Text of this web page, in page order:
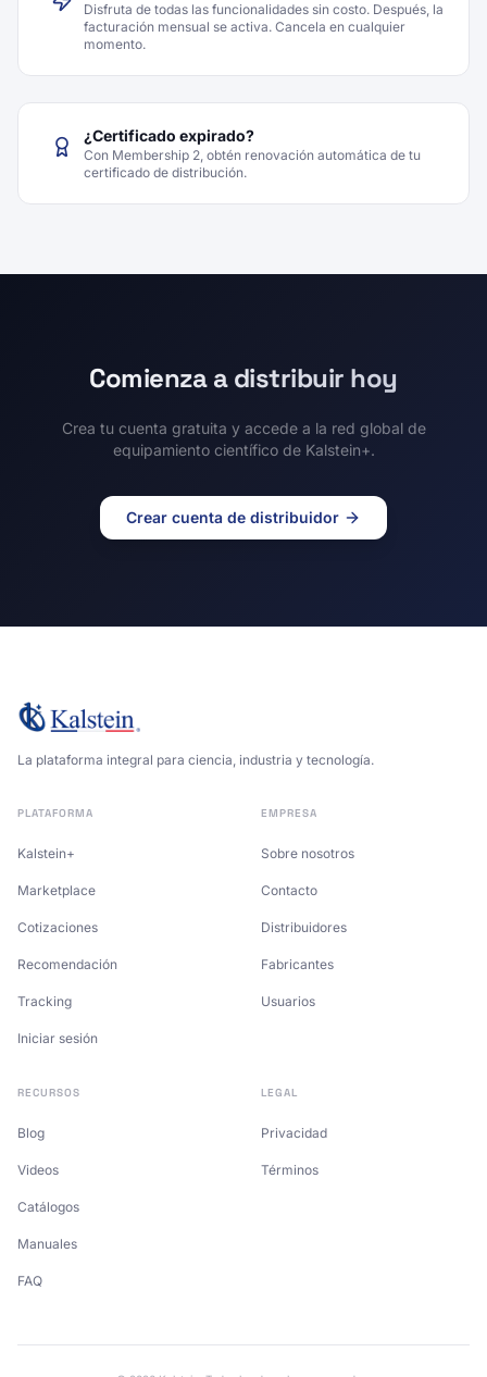
Disfruta de todas las funcionalidades sin costo. Después, la
facturación mensual se activa. Cancela en cualquier
momento.
¿Certificado expirado?
Con Membership 2, obtén renovación automática de tu
certificado de distribución.
Comienza a distribuir hoy
Crea tu cuenta gratuita y accede a la red global de
equipamiento científico de Kalstein+.
Crear cuenta de distribuidor
La plataforma integral para ciencia, industria y tecnología.
PLATAFORMA
Kalstein+
Marketplace
Cotizaciones
Recomendación
Tracking
Iniciar sesión
EMPRESA
Sobre nosotros
Contacto
Distribuidores
Fabricantes
Usuarios
RECURSOS
Blog
Videos
Catálogos
Manuales
FAQ
LEGAL
Privacidad
Términos